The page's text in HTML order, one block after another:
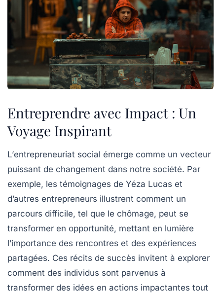
Entreprendre avec Impact : Un
Voyage Inspirant
L’entrepreneuriat social émerge comme un vecteur
puissant de changement dans notre société. Par
exemple, les témoignages de Yéza Lucas et
d’autres entrepreneurs illustrent comment un
parcours difficile, tel que le chômage, peut se
transformer en opportunité, mettant en lumière
l’importance des rencontres et des expériences
partagées. Ces récits de succès invitent à explorer
comment des individus sont parvenus à
transformer des idées en actions impactantes tout